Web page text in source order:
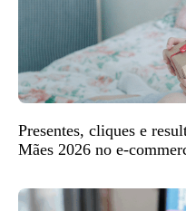
Presentes, cliques e
Mães 2026 no e-